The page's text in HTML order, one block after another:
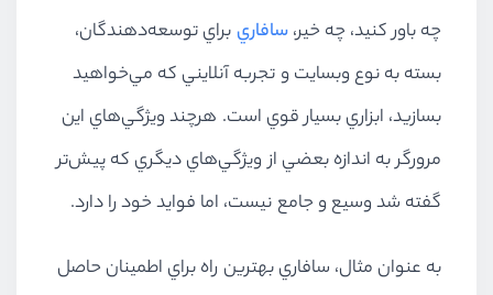
چه باور كنيد، چه خير،سافاريبراي توسعه‌دهندگان،
بسته به نوع وبسايت و تجربه آنلايني كه مي‌خواهيد
بسازيد، ابزاري بسيار قوي است. هرچند ويژگي‌هاي اين
مرورگر به اندازه بعضي از ويژگي‌هاي ديگري كه پيش‌تر
گفته شد وسيع و جامع نيست، اما فوايد خود را دارد.
به عنوان مثال، سافاري بهترين راه براي اطمينان حاصل